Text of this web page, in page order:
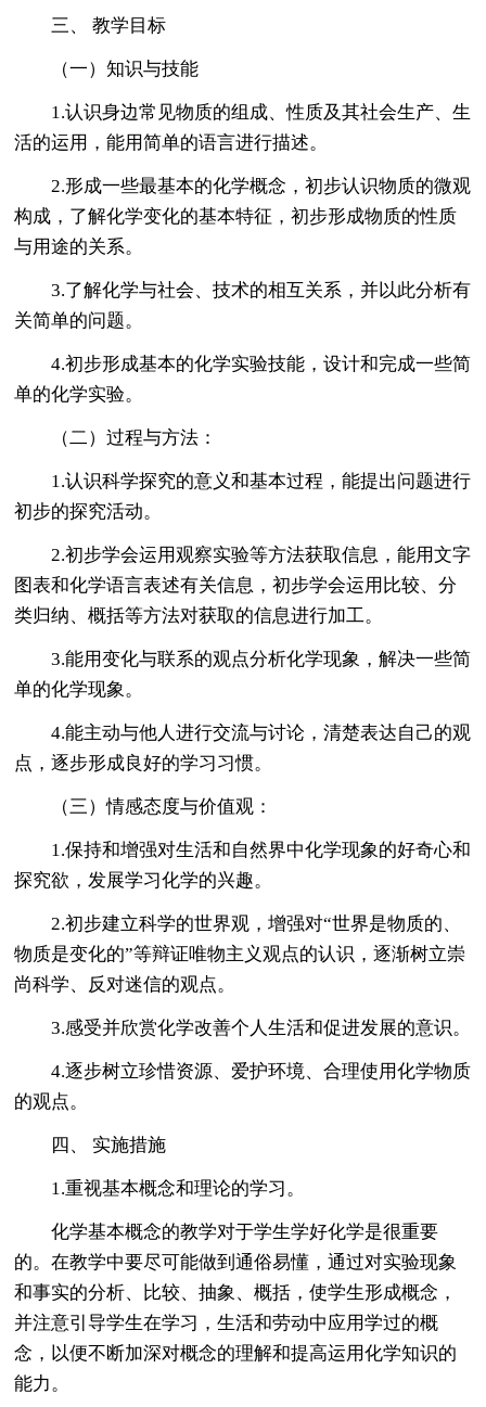
三、 教学目标
（一）知识与技能
1.认识身边常见物质的组成、性质及其社会生产、生
活的运用，能用简单的语言进行描述。
2.形成一些最基本的化学概念，初步认识物质的微观
构成，了解化学变化的基本特征，初步形成物质的性质
与用途的关系。
3.了解化学与社会、技术的相互关系，并以此分析有
关简单的问题。
4.初步形成基本的化学实验技能，设计和完成一些简
单的化学实验。
（二）过程与方法：
1.认识科学探究的意义和基本过程，能提出问题进行
初步的探究活动。
2.初步学会运用观察实验等方法获取信息，能用文字
图表和化学语言表述有关信息，初步学会运用比较、分
类归纳、概括等方法对获取的信息进行加工。
3.能用变化与联系的观点分析化学现象，解决一些简
单的化学现象。
4.能主动与他人进行交流与讨论，清楚表达自己的观
点，逐步形成良好的学习习惯。
（三）情感态度与价值观：
1.保持和增强对生活和自然界中化学现象的好奇心和
探究欲，发展学习化学的兴趣。
2.初步建立科学的世界观，增强对“世界是物质的、
物质是变化的”等辩证唯物主义观点的认识，逐渐树立崇
尚科学、反对迷信的观点。
3.感受并欣赏化学改善个人生活和促进发展的意识。
4.逐步树立珍惜资源、爱护环境、合理使用化学物质
的观点。
四、 实施措施
1.重视基本概念和理论的学习。
化学基本概念的教学对于学生学好化学是很重要
的。在教学中要尽可能做到通俗易懂，通过对实验现象
和事实的分析、比较、抽象、概括，使学生形成概念，
并注意引导学生在学习，生活和劳动中应用学过的概
念，以便不断加深对概念的理解和提高运用化学知识的
能力。